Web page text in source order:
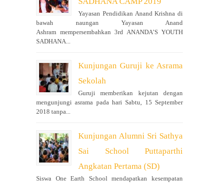
Yayasan Pendidikan Anand Krishna di
bawah naungan Yayasan Anand
Ashram mempersembahkan 3rd ANANDA’S YOUTH
SADHANA...
Kunjungan Guruji ke Asrama
Sekolah
Guruji memberikan kejutan dengan
mengunjungi asrama pada hari Sabtu, 15 September
2018 tanpa...
Kunjungan Alumni Sri Sathya
Sai School Puttaparthi
Angkatan Pertama (SD)
Siswa One Earth School mendapatkan kesempatan